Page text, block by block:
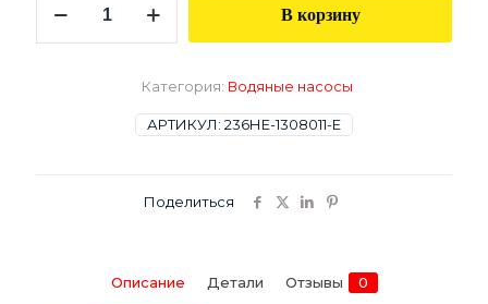
товара
В корзину
АРТИКУЛ: 236НЕ-1308011-Е
Категория: Водяные насосы
Поделиться
Описание Детали Отзывы 0